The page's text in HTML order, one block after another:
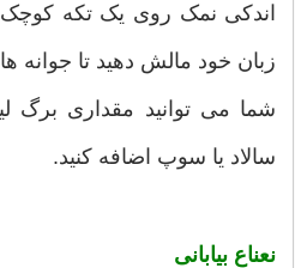
اندکی نمک روی یک تکه کوچک
زبان خود مالش دهید تا
شما می توانید مقداری برگ
سالاد یا سوپ اضافه کنید.
نعناع بیابانی